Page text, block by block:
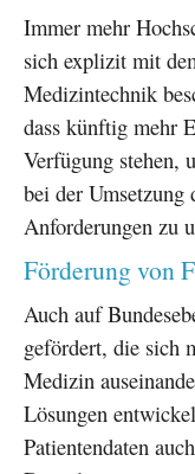
Immer mehr
sich explizit mit
Medizintechnik
dass künftig mehr
Verfügung stehen,
bei der Umsetzung
Anforderungen zu
Förderung von
Auch auf
gefördert, die sich
Medizin
Lösungen
Patientendaten